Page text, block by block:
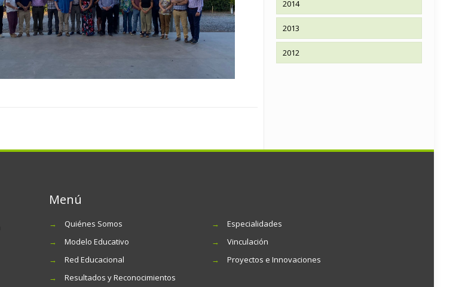
2014
2013
2012
Menú
→
Quiénes Somos
→
Modelo Educativo
→
Red Educacional
→
Resultados y Reconocimientos
→
Especialidades
→
Vinculación
→
Proyectos e Innovaciones